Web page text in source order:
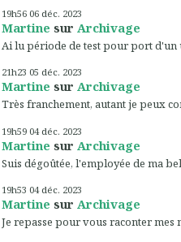
19h56 06 déc. 2023
Martine sur Archivage
Ai lu période de test pour port d'un
21h23 05 déc. 2023
Martine sur Archivage
Très franchement, autant je peux
19h59 04 déc. 2023
Martine sur Archivage
Suis dégoûtée, l'employée de ma
19h53 04 déc. 2023
Martine sur Archivage
Je repasse pour vous raconter mes